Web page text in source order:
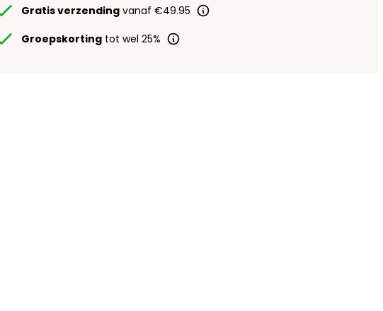
Gratis verzending vanaf €49.95
Groepskorting tot wel 25%